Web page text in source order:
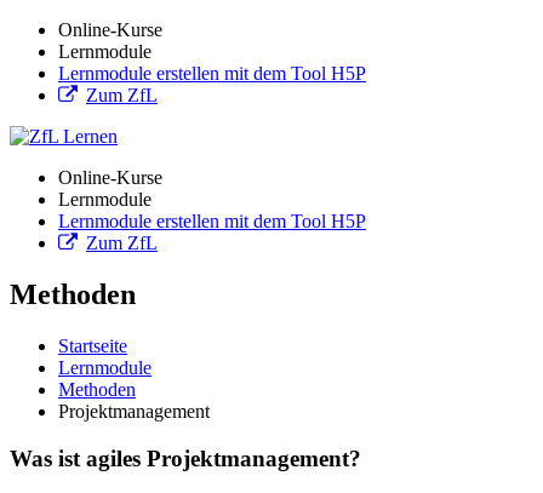
Online-Kurse
Lernmodule
Lernmodule erstellen mit dem Tool H5P
Zum ZfL
Online-Kurse
Lernmodule
Lernmodule erstellen mit dem Tool H5P
Zum ZfL
Methoden
Startseite
Lernmodule
Methoden
Projektmanagement
Was ist agiles Projektmanagement?